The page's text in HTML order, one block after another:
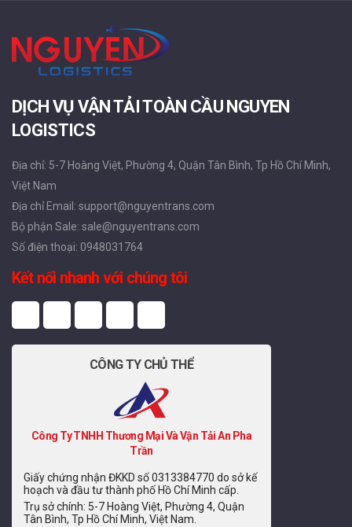
DỊCH VỤ VẬN TẢI TOÀN CẦU NGUYEN
LOGISTICS
Địa chỉ: 5-7 Hoàng Việt, Phường 4, Quận Tân Bình, Tp Hồ Chí Minh,
Việt Nam
Địa chỉ Email: support@nguyentrans.com
Bộ phận Sale: sale@nguyentrans.com
Số điện thoại: 0948031764
Kết nối nhanh với chúng tôi
CÔNG TY CHỦ THỂ
Công Ty TNHH Thương Mại Và Vận Tải An Pha
Trần
Giấy chứng nhận ĐKKD số 0313384770 do sở kế
hoạch và đầu tư thành phố Hồ Chí Minh cấp.
Trụ sở chính: 5-7 Hoàng Việt, Phường 4, Quận
Tân Bình, Tp Hồ Chí Minh, Việt Nam.